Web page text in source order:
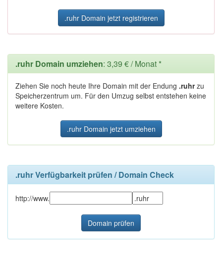
.ruhr Domain jetzt registrieren
.ruhr Domain umziehen: 3,39 € / Monat *
Ziehen Sie noch heute Ihre Domain mit der Endung .ruhrzu
Speicherzentrum um. Für den Umzug selbst entstehen keine
weitere Kosten.
.ruhr Domain jetzt umziehen
.ruhr Verfügbarkeit prüfen / Domain Check
http://www.